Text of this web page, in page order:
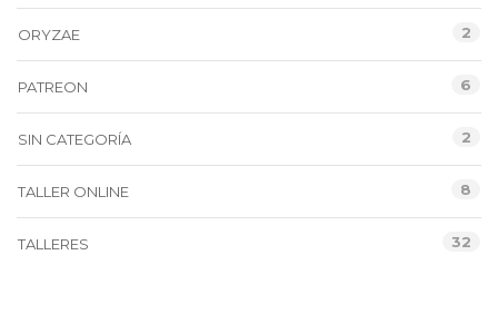
ORYZAE 2
PATREON 6
SIN CATEGORÍA 2
TALLER ONLINE 8
TALLERES 32